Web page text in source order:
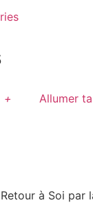
Allumer
à Soi par